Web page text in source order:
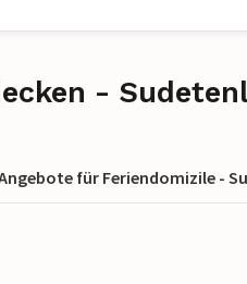
-
für Feriendomizile -